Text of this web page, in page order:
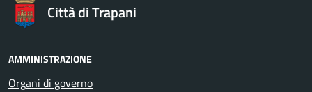
Città di Trapani
AMMINISTRAZIONE
Organi di governo